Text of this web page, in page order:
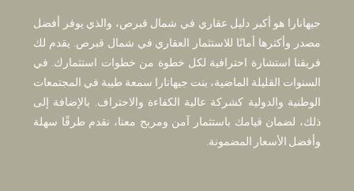
جيهانارا هو أكبر دليل عقاري في شمال قبرص، والذي يوفر أفضل
مصدر وأكثرها أمانًا للاستثمار العقاري في شمال قبرص. يقدم لك
فريقنا استشارة احترافية لكل خطوة من خطوات استثمارك. في
السنوات القليلة الماضية، بنت جيهانارا سمعة طيبة في المجتمعات
الوطنية والدولية كشركة عالية الكفاءة والاحتراف. بالإضافة إلى
ذلك، لضمان قيامك باستثمار آمن ومربح معنا، نقدم طرقًا سهلة
وأفضل الأسعار المضمونة.